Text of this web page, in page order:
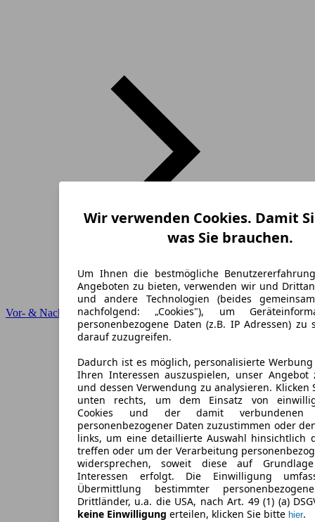
Wir verwenden Cookies. Damit
was Sie brauchen.
Um Ihnen die bestmögliche
Angeboten zu bieten, verwenden wir und
und andere Technologien (beides
nachfolgend: „Cookies"), um
personenbezogene Daten (z.B. IP Adressen) zu
darauf zuzugreifen.
Dadurch ist es möglich, personalisierte
Ihren Interessen auszuspielen, unser Angebot
und dessen Verwendung zu analysieren. Klicken
unten rechts, um dem Einsatz von
Cookies und der damit verbundenen
personenbezogener Daten zuzustimmen oder
links, um eine detaillierte Auswahl hinsichtlich
treffen oder um der Verarbeitung
widersprechen, soweit diese auf
Interessen erfolgt. Die Einwilligung
Übermittlung bestimmter
Drittländer, u.a. die USA, nach Art. 49 (1) (a)
keine Einwilligung erteilen, klicken Sie bitte hier.
Vor- & Nachteile